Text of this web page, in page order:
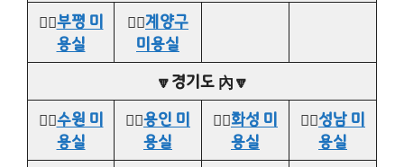
👉🏻부평 미
용실
👉🏻계양구
미용실
🔽경기도 內🔽
👉🏻수원 미
용실
👉🏻용인 미
용실
👉🏻화성 미
용실
👉🏻성남 미
용실